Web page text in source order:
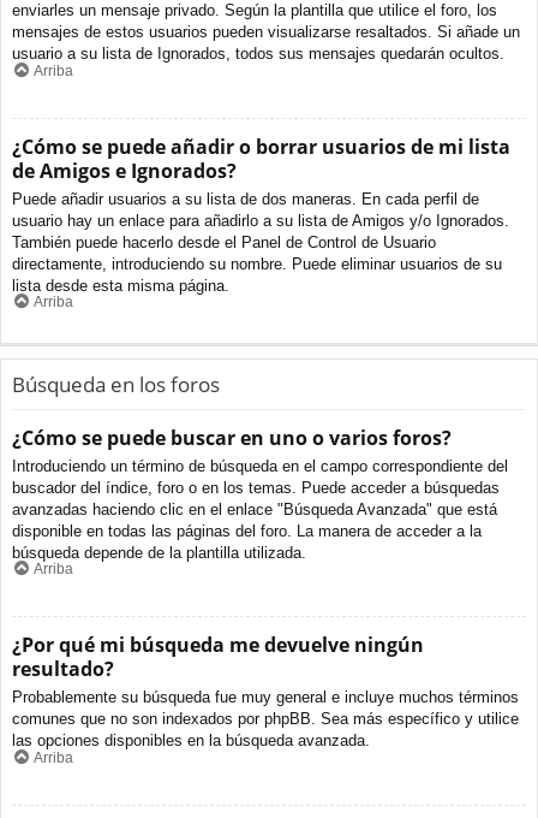
enviarles un mensaje privado. Según la plantilla que utilice el foro, los
mensajes de estos usuarios pueden visualizarse resaltados. Si añade un
usuario a su lista de Ignorados, todos sus mensajes quedarán ocultos.
Arriba
¿Cómo se puede añadir o borrar usuarios de mi lista
de Amigos e Ignorados?
Puede añadir usuarios a su lista de dos maneras. En cada perfil de
usuario hay un enlace para añadirlo a su lista de Amigos y/o Ignorados.
También puede hacerlo desde el Panel de Control de Usuario
directamente, introduciendo su nombre. Puede eliminar usuarios de su
lista desde esta misma página.
Arriba
Búsqueda en los foros
¿Cómo se puede buscar en uno o varios foros?
Introduciendo un término de búsqueda en el campo correspondiente del
buscador del índice, foro o en los temas. Puede acceder a búsquedas
avanzadas haciendo clic en el enlace "Búsqueda Avanzada" que está
disponible en todas las páginas del foro. La manera de acceder a la
búsqueda depende de la plantilla utilizada.
Arriba
¿Por qué mi búsqueda me devuelve ningún
resultado?
Probablemente su búsqueda fue muy general e incluye muchos términos
comunes que no son indexados por phpBB. Sea más específico y utilice
las opciones disponibles en la búsqueda avanzada.
Arriba